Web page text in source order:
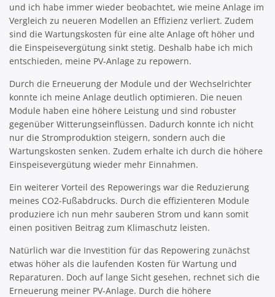
und ich habe immer wieder beobachtet, wie meine Anlage im
Vergleich zu neueren Modellen an Effizienz verliert. Zudem
sind die Wartungskosten für eine alte Anlage oft höher und
die Einspeisevergütung sinkt stetig. Deshalb habe ich mich
entschieden, meine PV-Anlage zu repowern.
Durch die Erneuerung der Module und der Wechselrichter
konnte ich meine Anlage deutlich optimieren. Die neuen
Module haben eine höhere Leistung und sind robuster
gegenüber Witterungseinflüssen. Dadurch konnte ich nicht
nur die Stromproduktion steigern, sondern auch die
Wartungskosten senken. Zudem erhalte ich durch die höhere
Einspeisevergütung wieder mehr Einnahmen.
Ein weiterer Vorteil des Repowerings war die Reduzierung
meines CO2-Fußabdrucks. Durch die effizienteren Module
produziere ich nun mehr sauberen Strom und kann somit
einen positiven Beitrag zum Klimaschutz leisten.
Natürlich war die Investition für das Repowering zunächst
etwas höher als die laufenden Kosten für Wartung und
Reparaturen. Doch auf lange Sicht gesehen, rechnet sich die
Erneuerung meiner PV-Anlage. Durch die höhere